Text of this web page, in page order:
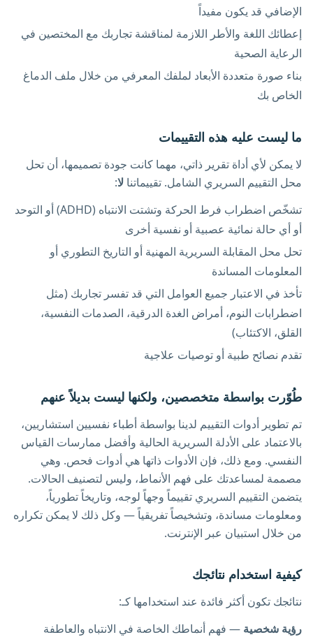
الإضافي قد يكون مفيداً
إعطائك اللغة والأطر اللازمة لمناقشة تجاربك مع المختصين في
الرعاية الصحية
بناء صورة متعددة الأبعاد لملفك المعرفي من خلال ملف الدماغ
الخاص بك
ما ليست عليه هذه التقييمات
لا يمكن لأي أداة تقرير ذاتي، مهما كانت جودة تصميمها، أن تحل
محل التقييم السريري الشامل. تقييماتنا لا:
تشخّص اضطراب فرط الحركة وتشتت الانتباه (ADHD) أو التوحد
أو أي حالة نمائية عصبية أو نفسية أخرى
تحل محل المقابلة السريرية المهنية أو التاريخ التطوري أو
المعلومات المساندة
تأخذ في الاعتبار جميع العوامل التي قد تفسر تجاربك (مثل
اضطرابات النوم، أمراض الغدة الدرقية، الصدمات النفسية،
القلق، الاكتئاب)
تقدم نصائح طبية أو توصيات علاجية
طُوّرت بواسطة متخصصين، ولكنها ليست بديلاً عنهم
تم تطوير أدوات التقييم لدينا بواسطة أطباء نفسيين استشاريين،
بالاعتماد على الأدلة السريرية الحالية وأفضل ممارسات القياس
النفسي. ومع ذلك، فإن الأدوات ذاتها هي أدوات فحص. وهي
مصممة لمساعدتك على فهم الأنماط، وليس لتصنيف الحالات.
يتضمن التقييم السريري تقييماً وجهاً لوجه، وتاريخاً تطورياً،
ومعلومات مساندة، وتشخيصاً تفريقياً — وكل ذلك لا يمكن تكراره
من خلال استبيان عبر الإنترنت.
كيفية استخدام نتائجك
نتائجك تكون أكثر فائدة عند استخدامها كـ:
رؤية شخصية — فهم أنماطك الخاصة في الانتباه والعاطفة